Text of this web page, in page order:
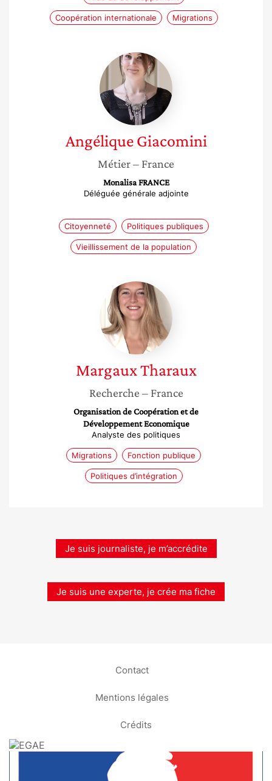
Coopération internationale Migrations
Angélique
Giacomini
Angélique Giacomini
Métier– France
Monalisa FRANCE
Déléguée générale adjointe
Citoyenneté Politiques publiques
Vieillissement de la population
Margaux
Tharaux
MargauxTharaux
Recherche – France
Organisation de Coopération et de
Développement Economique
Analyste des politiques
Migrations Fonction publique
Politiques d’intégration
Je suis journaliste, je m’accrédite
Je suis une experte, je crée ma fiche
Contact
Mentions légales
Crédits